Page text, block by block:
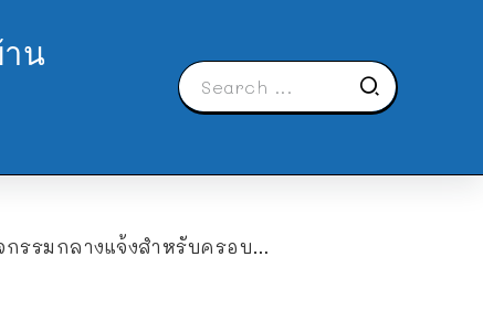
น
มกลางแจ้งสำหรับครอบครัว